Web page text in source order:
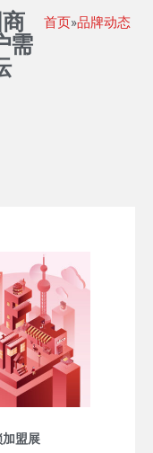
需
首页»品牌动态
盟展